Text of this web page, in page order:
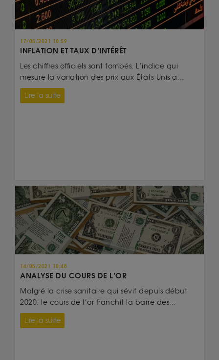
17/05/2021 10:59
INFLATION ET TAUX D’INTÉRÊT
Les chiffres officiels sont tombés. L’indice qui
mesure la variation des prix aux États-Unis a...
Lire la suite
14/05/2021 10:48
ANALYSE DU COURS DE L’OR
Malgré la crise sanitaire qui sévit depuis début
2020, le cours de l’or franchit la barre des...
Lire la suite